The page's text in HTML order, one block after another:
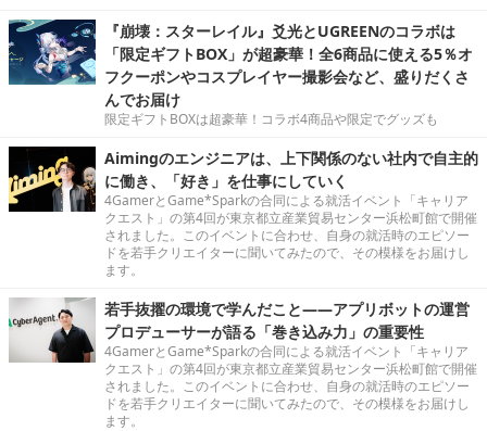
『崩壊：スターレイル』爻光とUGREENのコラボは
「限定ギフトBOX」が超豪華！全6商品に使える5％オ
フクーポンやコスプレイヤー撮影会など、盛りだくさ
んでお届け
限定ギフトBOXは超豪華！コラボ4商品や限定でグッズも
Aimingのエンジニアは、上下関係のない社内で自主的
に働き、「好き」を仕事にしていく
4GamerとGame*Sparkの合同による就活イベント「キャリア
クエスト」の第4回が東京都立産業貿易センター浜松町館で開催
されました。このイベントに合わせ、自身の就活時のエピソー
ドを若手クリエイターに聞いてみたので、その模様をお届けし
ます。
若手抜擢の環境で学んだこと――アプリボットの運営
プロデューサーが語る「巻き込み力」の重要性
4GamerとGame*Sparkの合同による就活イベント「キャリア
クエスト」の第4回が東京都立産業貿易センター浜松町館で開催
されました。このイベントに合わせ、自身の就活時のエピソー
ドを若手クリエイターに聞いてみたので、その模様をお届けし
ます。